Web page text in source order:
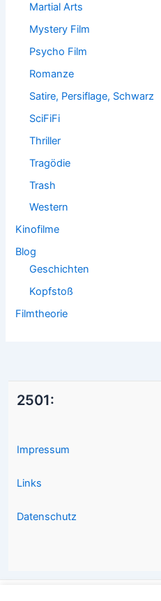
Martial Arts
Mystery Film
Psycho Film
Romanze
Satire, Persiflage, Schwarz
SciFiFi
Thriller
Tragödie
Trash
Western
Kinofilme
Blog
Geschichten
Kopfstoß
Filmtheorie
2501:
Impressum
Links
Datenschutz